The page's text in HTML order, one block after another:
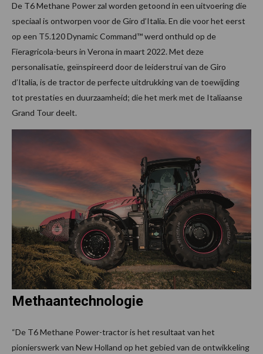
De T6 Methane Power zal worden getoond in een uitvoering die
speciaal is ontworpen voor de Giro d’Italia. En die voor het eerst
op een T5.120 Dynamic Command™ werd onthuld op de
Fieragricola-beurs in Verona in maart 2022. Met deze
personalisatie, geïnspireerd door de leiderstrui van de Giro
d’Italia, is de tractor de perfecte uitdrukking van de toewijding
tot prestaties en duurzaamheid; die het merk met de Italiaanse
Grand Tour deelt.
Methaantechnologie
“De T6 Methane Power-tractor is het resultaat van het
pionierswerk van New Holland op het gebied van de ontwikkeling